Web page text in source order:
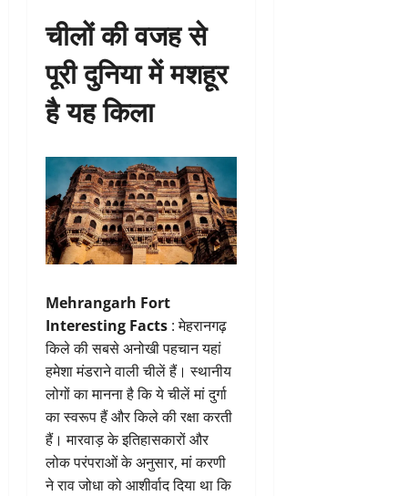
चीलों की वजह से
पूरी दुनिया में मशहूर
है यह किला
Mehrangarh Fort
Interesting Facts : मेहरानगढ़
किले की सबसे अनोखी पहचान यहां
हमेशा मंडराने वाली चीलें हैं। स्थानीय
लोगों का मानना है कि ये चीलें मां दुर्गा
का स्वरूप हैं और किले की रक्षा करती
हैं। मारवाड़ के इतिहासकारों और
लोक परंपराओं के अनुसार, मां करणी
ने राव जोधा को आशीर्वाद दिया था कि